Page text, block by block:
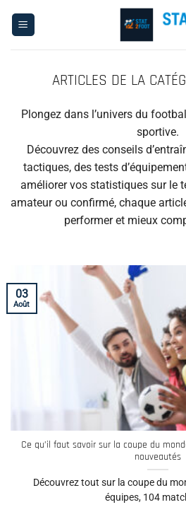
Plongez dans l’univers du
sportive.
Découvrez des conseils
tactiques, des tests
améliorer vos statistiques sur le
amateur ou confirmé, chaque
performer et mieux
Ce qu’il faut savoir sur la coupe du
nouveautés
Découvrez tout sur la coupe du
équipes, 104
03
Août